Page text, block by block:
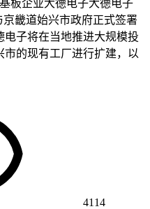
板企业大德电子大德电子
京畿道始兴市政府正式签署
子将在当地推进大规模投
的现有工厂进行扩建，以
4114